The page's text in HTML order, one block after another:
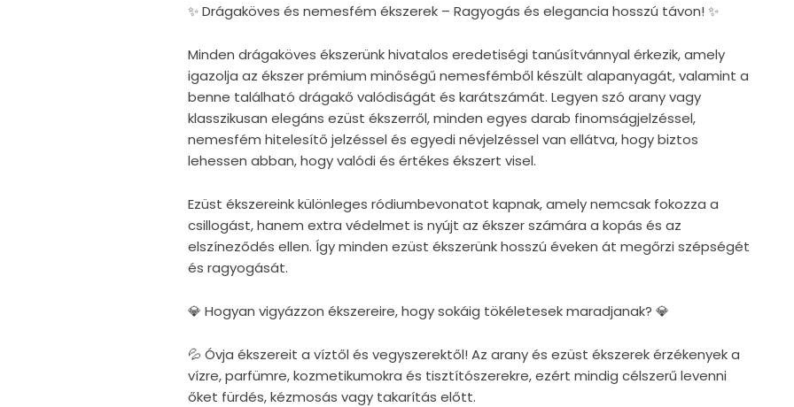
✨ Drágaköves és nemesfém ékszerek – Ragyogás és elegancia hosszú távon! ✨
Minden drágaköves ékszerünk hivatalos eredetiségi tanúsítvánnyal érkezik, amely
igazolja az ékszer prémium minőségű nemesfémből készült alapanyagát, valamint a
benne található drágakő valódiságát és karátszámát. Legyen szó arany vagy
klasszikusan elegáns ezüst ékszerről, minden egyes darab finomságjelzéssel,
nemesfém hitelesítő jelzéssel és egyedi névjelzéssel van ellátva, hogy biztos
lehessen abban, hogy valódi és értékes ékszert visel.
Ezüst ékszereink különleges ródiumbevonatot kapnak, amely nemcsak fokozza a
csillogást, hanem extra védelmet is nyújt az ékszer számára a kopás és az
elszíneződés ellen. Így minden ezüst ékszerünk hosszú éveken át megőrzi szépségét
és ragyogását.
💎 Hogyan vigyázzon ékszereire, hogy sokáig tökéletesek maradjanak? 💎
💦 Óvja ékszereit a víztől és vegyszerektől! Az arany és ezüst ékszerek érzékenyek a
vízre, parfümre, kozmetikumokra és tisztítószerekre, ezért mindig célszerű levenni
őket fürdés, kézmosás vagy takarítás előtt.